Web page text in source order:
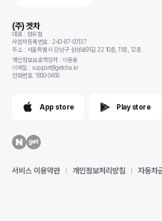
(주) 겟차
대표 : 정유철
사업자등록번호 : 243-87-00137
주소 : 서울특별시 강남구 삼성로91길 32 10층, 11층, 12층
개인정보보호책임자 : 이동용
이메일 : support@getcha.kr
전화번호: 1800-0456
App store Play store
서비스 이용약관 개인정보처리방침 자동차